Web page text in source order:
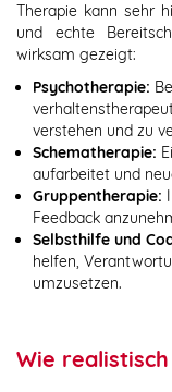
Therapie kann sehr
und echte
wirksam gezeigt:
Psychotherapie:
verstehen und zu
Schematherapie:
aufarbeitet und
Gruppentherapie:
Feedback
Selbsthilfe und
helfen,
umzusetzen.
Wie